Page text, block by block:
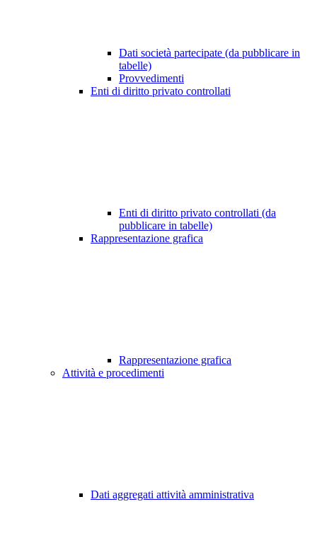
Dati società partecipate (da pubblicare in
tabelle)
Provvedimenti
Enti di diritto privato controllati
Enti di diritto privato controllati (da
pubblicare in tabelle)
Rappresentazione grafica
Rappresentazione grafica
Attività e procedimenti
Dati aggregati attività amministrativa